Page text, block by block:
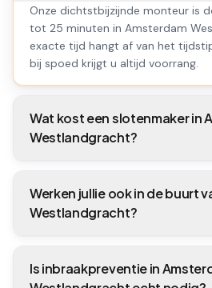
Onze dichtstbijzijnde monteur is
tot 25 minuten in Amsterdam
exacte tijd hangt af van het
bij spoed krijgt u altijd voorrang.
Wat kost een slotenmaker in
Westlandgracht?
Werken jullie ook in de buurt
Westlandgracht?
Is inbraakpreventie in